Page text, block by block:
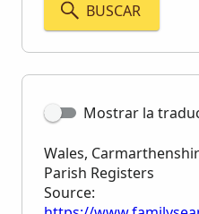
BUSCAR
Mostrar la
Wales,
Parish Registers
Source: